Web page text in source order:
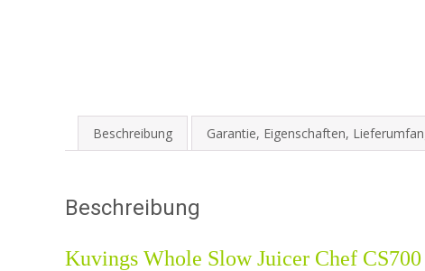
Beschreibung Garantie, Eigenschaften,
Beschreibung
Kuvings Whole Slow Juicer Chef